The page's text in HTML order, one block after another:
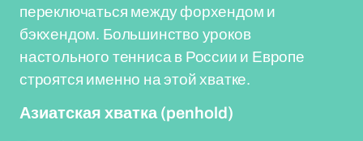
переключаться между форхендом и
бэкхендом. Большинство уроков
настольного тенниса в России и Европе
строятся именно на этой хватке.
Азиатская хватка (penhold)